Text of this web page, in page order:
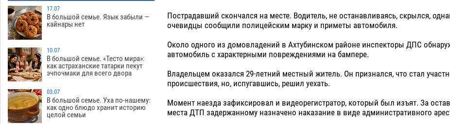
18:00
Завтра астраханцы проведут день в
режиме экстремальной температурной
нагрузки
17:09
Астраханский котлован с мусором
угрожает плодородию Харабалинского
района
07.08 534
коммунальную готовность
астраханского земельного массива
для льготников
17.07
В большой семье. Язык забыли —
кайнары нет
10.07
В большой семье. «Тесто мира»:
как астраханские татарки пекут
эчпочмаки для всего двора
03.07
В большой семье. Уха по-нашему:
как одно блюдо хранит историю
целой семьи
Пострадавший скончался на месте. Водитель, не останавливаясь, скрылся,
очевидцы сообщили полицейским марку и приметы автомобиля.
Около одного из домовладений в Ахтубинском районе инспекторы ДПС
автомобиль с характерными повреждениями на бампере.
Владельцем оказался 29-летний местный житель. Он признался, что стал
происшествия, но, испугавшись, решил уехать.
Момент наезда зафиксировал и видеорегистратор, который был изъят. За
места ДТП задержанному назначено наказание в виде административного